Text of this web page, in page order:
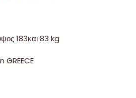
183και 83 kg